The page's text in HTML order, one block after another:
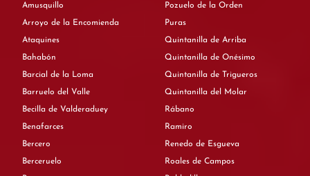
Amusquillo
Arroyo de la Encomienda
Ataquines
Bahabón
Barcial de la Loma
Barruelo del Valle
Becilla de Valderaduey
Benafarces
Bercero
Berceruelo
Pozuelo de la Orden
Puras
Quintanilla de Arriba
Quintanilla de Onésimo
Quintanilla de Trigueros
Quintanilla del Molar
Rábano
Ramiro
Renedo de Esgueva
Roales de Campos